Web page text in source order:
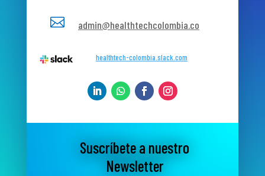
 admin@healthtechcolombia.co
healthtech-colombia.slack.com
Suscríbete a nuestro
Newsletter